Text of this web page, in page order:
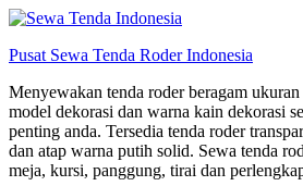
Lewati
konten
Pusat Sewa Tenda Roder Indonesia
Menyewakan tenda roder beragam
model dekorasi dan warna kain dekorasi
penting anda. Tersedia tenda roder
dan atap warna putih solid. Sewa tenda
meja, kursi, panggung, tirai dan